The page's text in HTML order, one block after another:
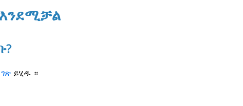
ይሂዱ ።